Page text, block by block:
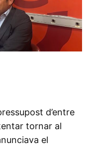
d’entre
tornar al
el